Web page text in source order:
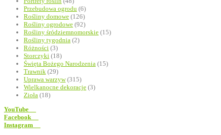
Przebudowa ogrodu (6)
Rośliny domowe (126)
Rośliny ogrodowe (92)
Rośliny śródziemnomorskie (15)
Rośliny tygodnia (2)
Różności (3)
Storczyki (18)
Święta Bożego Narodzenia (15)
Trawnik (29)
Uprawa warzyw(315)
Wielkanocne dekoracje (3)
Zioła (18)
YouTube
Facebook
Instagram